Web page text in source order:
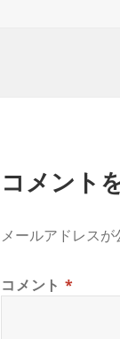
コメント
メールアドレスが
コメント *